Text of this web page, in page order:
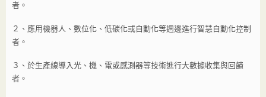
者。
２、應用機器人、數位化、低碳化或自動化等週邊進行智慧自動化控制
者。
３、於生產線導入光、機、電或感測器等技術進行大數據收集與回饋
者。